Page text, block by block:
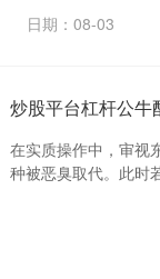
日期：08-03
炒股平台杠杆公牛
在实质操作中，审视
种被恶臭取代。此时